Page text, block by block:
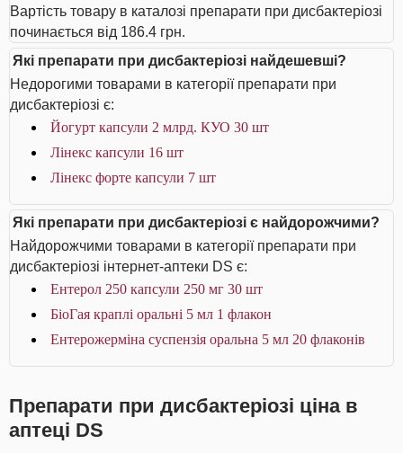
Вартість товару в каталозі препарати при дисбактеріозі
починається від 186.4 грн.
Які препарати при дисбактеріозі найдешевші?
Недорогими товарами в категорії препарати при
дисбактеріозі є:
Йогурт капсули 2 млрд. КУО 30 шт
Лінекс капсули 16 шт
Лінекс форте капсули 7 шт
Які препарати при дисбактеріозі є найдорожчими?
Найдорожчими товарами в категорії препарати при
дисбактеріозі інтернет-аптеки DS є:
Ентерол 250 капсули 250 мг 30 шт
БіоГая краплі оральні 5 мл 1 флакон
Ентерожерміна суспензія оральна 5 мл 20 флаконів
Препарати при дисбактеріозі ціна в
аптеці DS